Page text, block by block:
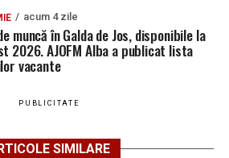
acum 4 zile
muncă în Galda de Jos, disponibile la
2026. AJOFM Alba a publicat lista
vacante
PUBLICITATE
SIMILARE